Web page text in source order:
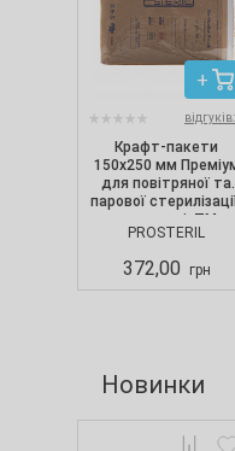
Крафт-пакети
150х250 мм
для повітряної та
парової
коричневі, ТМ
ProSteril (100 шт./уп.)
PROSTERIL
372,00 грн
Новинки